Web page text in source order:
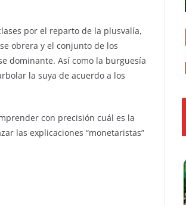
por el reparto de la plusvalía,
obrera y el conjunto de los
dominante. Así como la burguesía
la suya de acuerdo a los
con precisión cuál es la
las explicaciones “monetaristas”